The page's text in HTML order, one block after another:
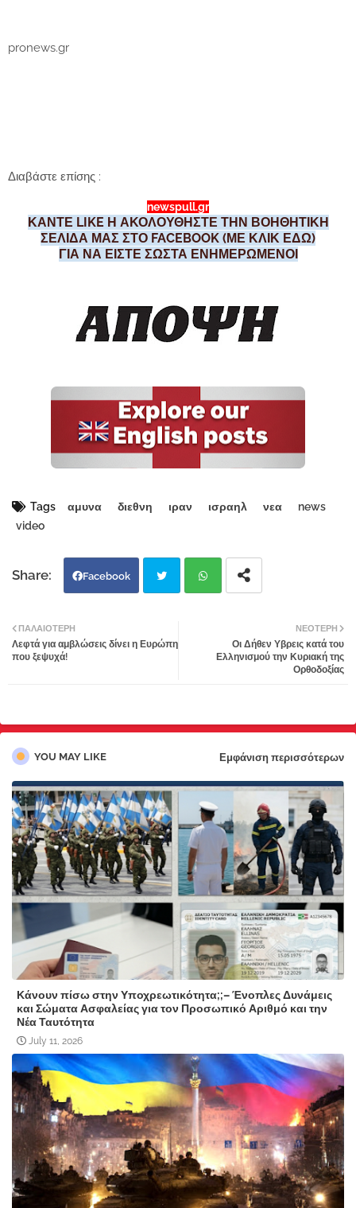
pronews.gr
Διαβάστε επίσης :
newspull.gr
ΚΑΝΤΕ LIKE Η ΑΚΟΛΟΥΘΗΣΤΕ ΤΗΝ ΒΟΗΘΗΤΙΚΗ
ΣΕΛΙΔΑ ΜΑΣ ΣΤΟ FACEBOOK (ΜΕ ΚΛΙΚ ΕΔΩ)
ΓΙΑ ΝΑ ΕΙΣΤΕ ΣΩΣΤΑ ΕΝΗΜΕΡΩΜΕΝΟΙ
Tags αμυνα διεθνη ιραν ισραηλ νεα
news
video
Facebook
tter
ΝΕΌΤΕΡΗ
Οι Δήθεν Υβρεις κατά του
Ελληνισμού την Κυριακή της
Ορθοδοξίας
ΠΑΛΑΙΌΤΕΡΗ
Λεφτά για αμβλώσεις δίνει η Ευρώπη
που ξεψυχά!
YOU MAY LIKE Εμφάνιση περισσότερων
Κάνουν πίσω στην Υποχρεωτικότητα;;– Ένοπλες Δυνάμεις
και Σώματα Ασφαλείας για τον Προσωπικό Αριθμό και την
Νέα Ταυτότητα
July 11, 2026